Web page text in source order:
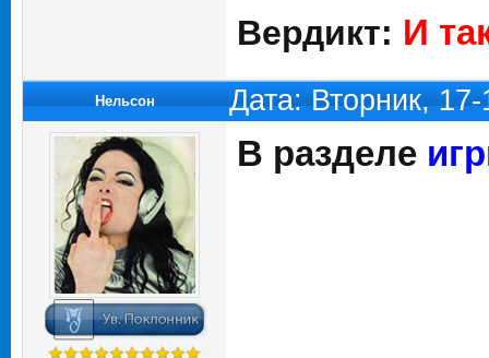
Вердикт: И
Нельсон Дата: Вторник,
В разделе